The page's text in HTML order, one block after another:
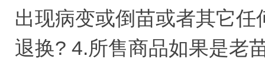
出现病变或倒苗或者其它
退换? 4.所售商品如果是老